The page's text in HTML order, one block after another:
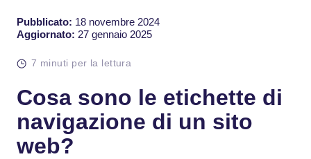
Pubblicato: 18 novembre 2024
Aggiornato: 27 gennaio 2025
7 minuti per la lettura
Cosa sono le etichette di
navigazione di un sito
web?